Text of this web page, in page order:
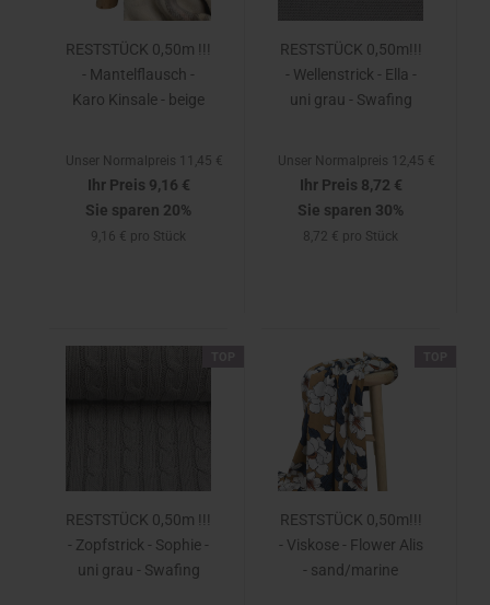
RESTSTÜCK 0,50m !!!
- Mantelflausch -
Karo Kinsale - beige
Unser Normalpreis 11,45 €
Ihr Preis 9,16 €
Sie sparen 20%
9,16 € pro Stück
RESTSTÜCK 0,50m!!!
- Wellenstrick - Ella -
uni grau - Swafing
Unser Normalpreis 12,45 €
Ihr Preis 8,72 €
Sie sparen 30%
8,72 € pro Stück
RESTSTÜCK 0,50m !!!
- Zopfstrick - Sophie -
uni grau - Swafing
RESTSTÜCK 0,50m!!!
- Viskose - Flower Alis
- sand/marine